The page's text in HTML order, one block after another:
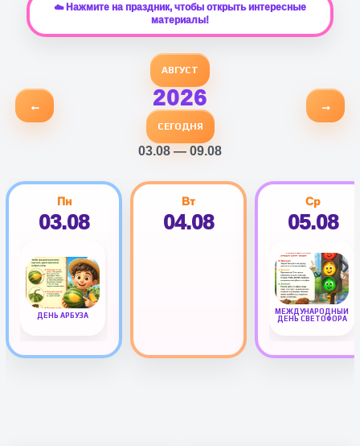
☁️ Нажмите на праздник, чтобы открыть интересные
материалы!
←
АВГУСТ
2026
СЕГОДНЯ
03.08 — 09.08
→
Пн
03.08
ДЕНЬ АРБУЗА
Вт
04.08
Ср
05.08
МЕЖДУНАРОДНЫЙ
ДЕНЬ СВЕТОФОРА